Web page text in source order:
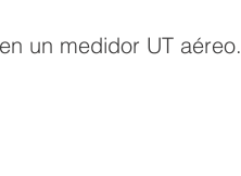
un medidor UT aéreo.